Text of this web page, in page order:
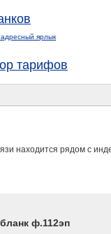
ярлык
тарифов
находится рядом с
ф.112эп